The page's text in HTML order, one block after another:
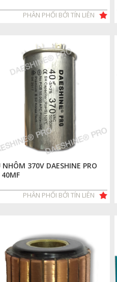
PHÂN PHỐI BỞI TÍN LIÊN
NHÔM 370V DAESHINE PRO
40MF
PHÂN PHỐI BỞI TÍN LIÊN